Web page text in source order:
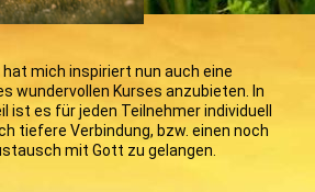
hat mich inspiriert nun auch eine
wundervollen Kurses anzubieten. In
ist es für jeden Teilnehmer individuell
tiefere Verbindung, bzw. einen noch
mit Gott zu gelangen.